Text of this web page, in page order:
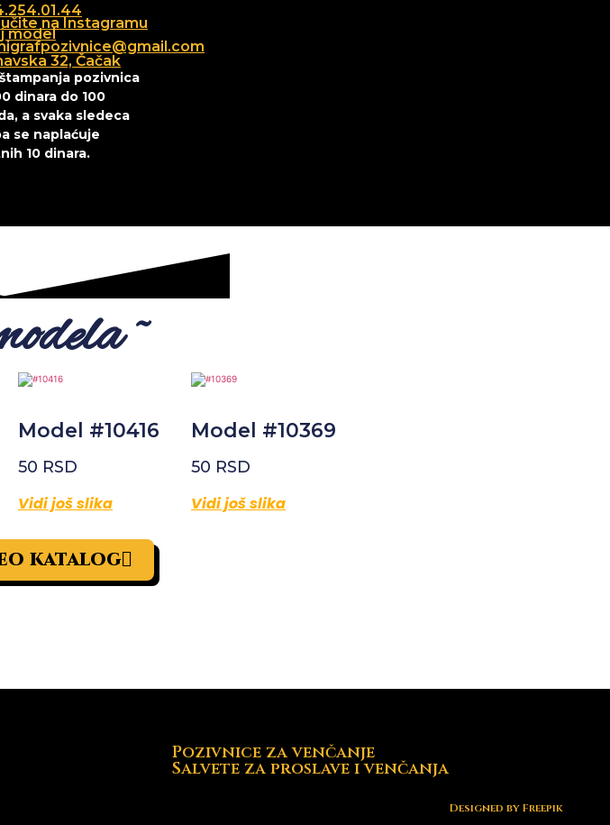
na Instagramu
model
32, Čačak
pozivnica
dinara do 100
a svaka sledeca
se naplaćuje
10 dinara.
~
Model #10416
50 RSD
Vidi još slika
Model #10369
50 RSD
Vidi još slika
katalog
Pozivnice za venčanje
Salvete za proslave i venčanja
Designed byFreepik